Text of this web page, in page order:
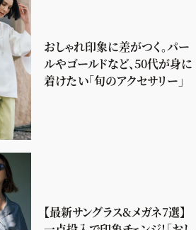
おしゃれ印象に差がつく。パー
ルやゴールドなど、50代が身に
着けたい「旬のアクセサリー」
【最新サングラス&メガネ7選】